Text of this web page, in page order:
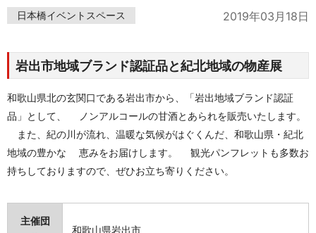
日本橋イベントスペース 2019年03月18日
岩出市地域ブランド認証品と紀北地域の物産展
和歌山県北の玄関口である岩出市から、「岩出地域ブランド認証
品」として、 ノンアルコールの甘酒とあられを販売いたします。
また、紀の川が流れ、温暖な気候がはぐくんだ、和歌山県・紀北
地域の豊かな 恵みをお届けします。 観光パンフレットも多数お
持ちしておりますので、ぜひお立ち寄りください。
主催団
和歌山県岩出市